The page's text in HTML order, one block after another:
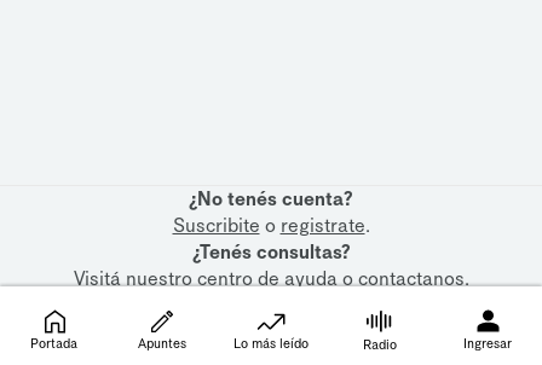
¿No tenés cuenta?
Suscribite o registrate.
¿Tenés consultas?
Visitá nuestrocentro de ayudaocontactanos.
Portada Apuntes Lo más leído Radio Ingresar